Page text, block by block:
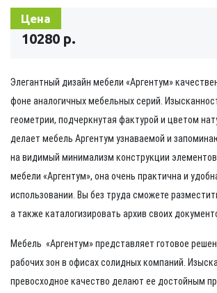
Цена
10280 р.
Элегантный дизайн мебели «Аргентум»
фоне аналогичных мебельных серий.
геометрии, подчеркнутая фактурой и цветом
делает мебель Аргентум узнаваемой и
на видимый минимализм конструкции
мебели «Аргентум», она очень практична и
использовании. Вы без труда сможете
а также каталогизировать архив своих
Мебель «Аргентум» представляет готовое
рабочих зон в офисах солидных компаний.
превосходное качество делают ее достойным